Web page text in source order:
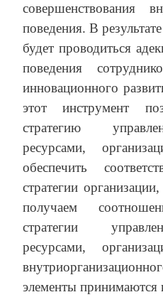
совершенствования
поведения. В
будет проводиться
поведения
инновационного
этот инструмент
стратегию
ресурсами,
обеспечить
стратегии
получаем
стратегии
ресурсами,
элементы принимаются